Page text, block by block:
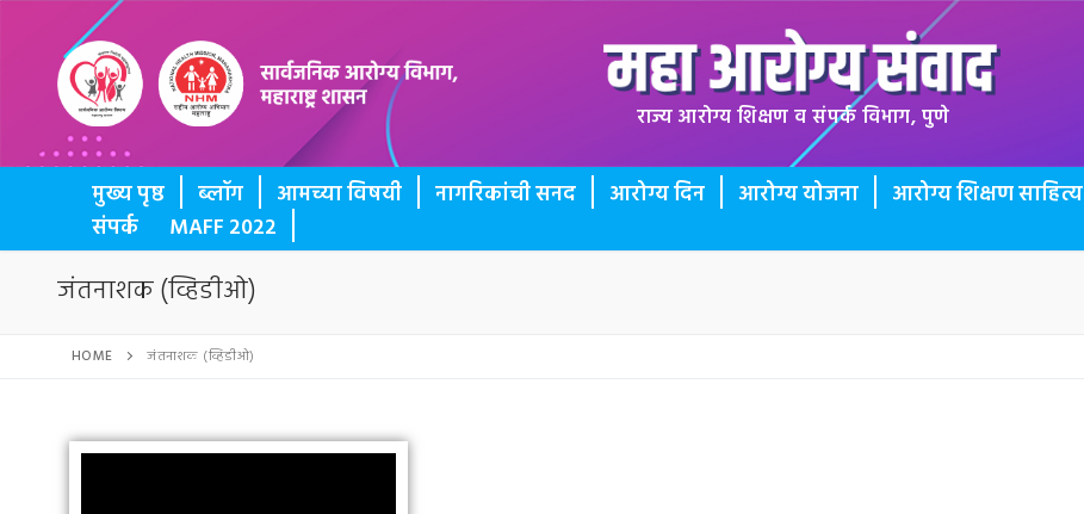
BUTTON राज्य आरोग्य शिक्षण व संपर्क विभाग, पुणे
मुख्य पृष्ठ ब्लॉग आमच्या विषयी नागरिकांची सनद आरोग्य दिन आरोग्य योजना आरोग्य शिक्षण साहित्य
संपर्क
MAFF 2022
जंतनाशक (व्हिडीओ)
HOME जंतनाशक (व्हिडीओ)